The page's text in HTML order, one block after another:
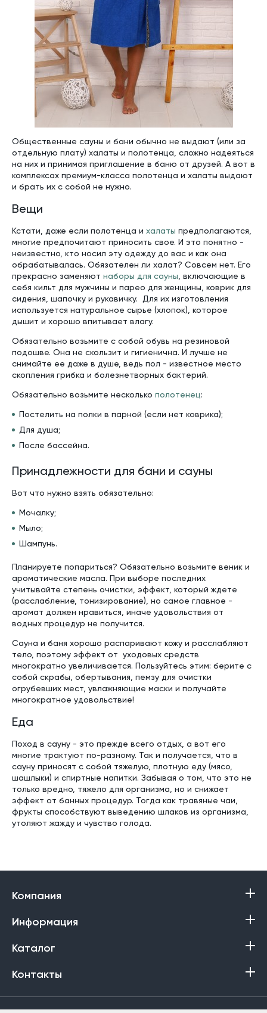
Общественные сауны и бани обычно не выдают (или за
отдельную плату) халаты и полотенца, сложно надеяться
на них и принимая приглашение в баню от друзей. А вот в
комплексах премиум-класса полотенца и халаты выдают
и брать их с собой не нужно.
Вещи
Кстати, даже если полотенца и халаты предполагаются,
многие предпочитают приносить свое. И это понятно -
неизвестно, кто носил эту одежду до вас и как она
обрабатывалась. Обязателен ли халат? Совсем нет. Его
прекрасно заменяют наборы для сауны , включающие в
себя кильт для мужчины и парео для женщины, коврик для
сидения, шапочку и рукавичку. Для их изготовления
используется натуральное сырье (хлопок), которое
дышит и хорошо впитывает влагу.
Обязательно возьмите с собой обувь на резиновой
подошве. Она не скользит и гигиенична. И лучше не
снимайте ее даже в душе, ведь пол - известное место
скопления грибка и болезнетворных бактерий.
Обязательно возьмите несколько полотенец:
Постелить на полки в парной (если нет коврика);
Для душа;
После бассейна.
Принадлежности для бани и сауны
Вот что нужно взять обязательно:
Мочалку;
Мыло;
Шампунь.
Планируете попариться? Обязательно возьмите веник и
ароматические масла. При выборе последних
учитывайте степень очистки, эффект, который ждете
(расслабление, тонизирование), но самое главное -
аромат должен нравиться, иначе удовольствия от
водных процедур не получится.
Сауна и баня хорошо распаривают кожу и расслабляют
тело, поэтому эффект от уходовых средств
многократно увеличивается. Пользуйтесь этим: берите с
собой скрабы, обертывания, пемзу для очистки
огрубевших мест, увлажняющие маски и получайте
многократное удовольствие!
Еда
Поход в сауну - это прежде всего отдых, а вот его
многие трактуют по-разному. Так и получается, что в
сауну приносят с собой тяжелую, плотную еду (мясо,
шашлыки) и спиртные напитки. Забывая о том, что это не
только вредно, тяжело для организма, но и снижает
эффект от банных процедур. Тогда как травяные чаи,
фрукты способствуют выведению шлаков из организма,
утоляют жажду и чувство голода.
Компания
Информация
Каталог
Контакты